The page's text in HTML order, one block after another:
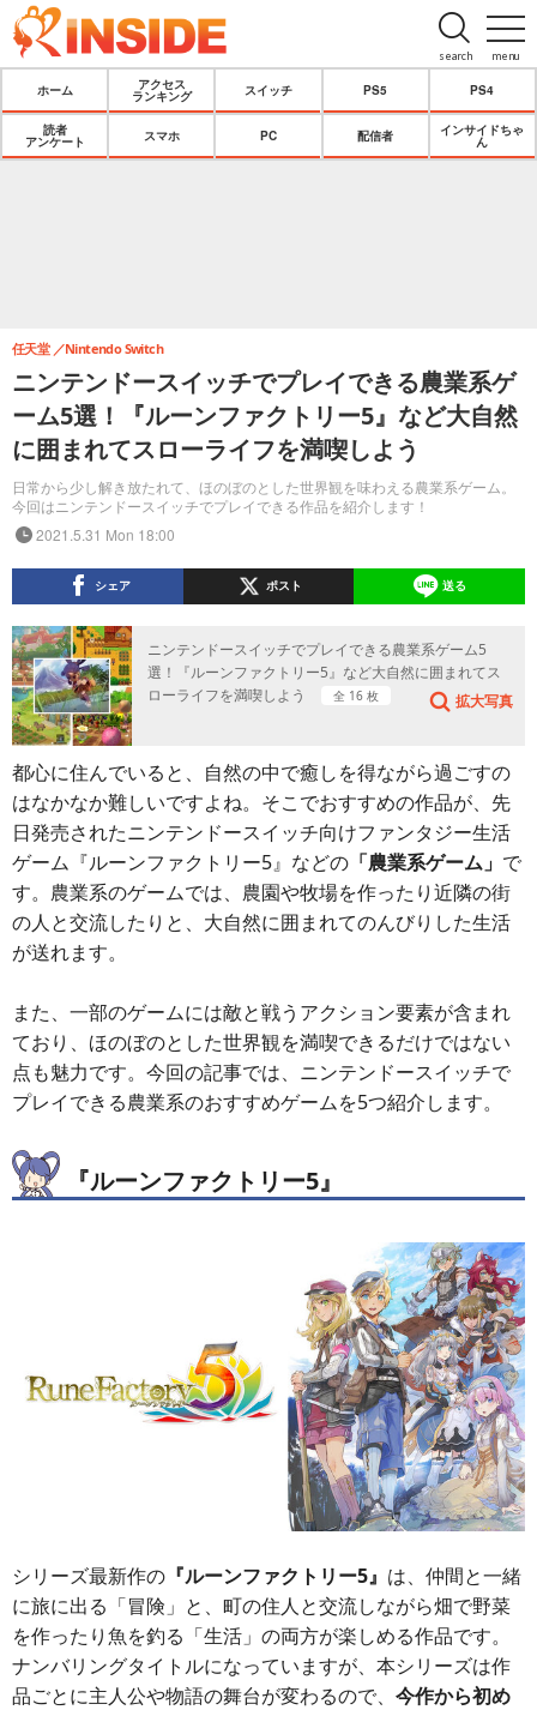
menu
search
ホーム
アクセス
ランキング
スイッチ PS5 PS4
読者
アンケート
スマホ PC 配信者
インサイドちゃ
ん
ニンテンドースイッチでプレイできる農業系ゲ
ーム5選！『ルーンファクトリー5』など大自然
に囲まれてスローライフを満喫しよう
日常から少し解き放たれて、ほのぼのとした世界観を味わえる農業系ゲーム。
今回はニンテンドースイッチでプレイできる作品を紹介します！
任天堂 Nintendo Switch
2021.5.31 Mon 18:00
シェア ポスト 送る
ニンテンドースイッチでプレイできる農業系ゲーム5
選！『ルーンファクトリー5』など大自然に囲まれてス
ローライフを満喫しよう
全 16 枚 拡大写真
都心に住んでいると、自然の中で癒しを得ながら過ごすの
はなかなか難しいですよね。そこでおすすめの作品が、先
日発売されたニンテンドースイッチ向けファンタジー生活
ゲーム『ルーンファクトリー5』などの 「農業系ゲーム」 で
す。農業系のゲームでは、農園や牧場を作ったり近隣の街
の人と交流したりと、大自然に囲まれてのんびりした生活
が送れます。
また、一部のゲームには敵と戦うアクション要素が含まれ
ており、ほのぼのとした世界観を満喫できるだけではない
点も魅力です。今回の記事では、ニンテンドースイッチで
プレイできる農業系のおすすめゲームを5つ紹介します。
『ルーンファクトリー5』
シリーズ最新作の 『ルーンファクトリー5』 は、仲間と一緒
に旅に出る「冒険」と、町の住人と交流しながら畑で野菜
を作ったり魚を釣る「生活」の両方が楽しめる作品です。
ナンバリングタイトルになっていますが、本シリーズは作
品ごとに主人公や物語の舞台が変わるので、 今作から初め